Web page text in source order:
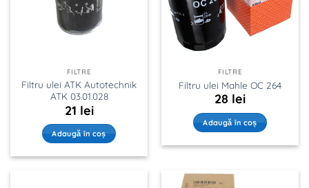
FILTRE
Filtru ulei ATK Autotechnik
ATK 03.01.028
21 lei
Adaugă în coș
FILTRE
Filtru ulei Mahle OC 264
28 lei
Adaugă în coș